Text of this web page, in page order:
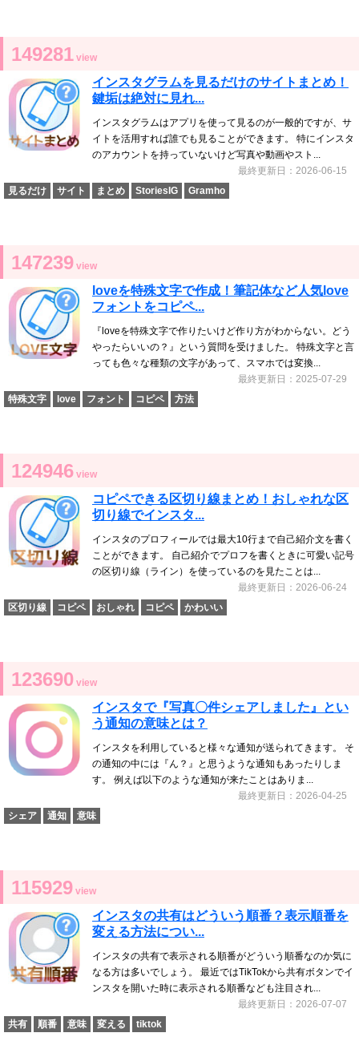
149281 view
インスタグラムを見るだけのサイトまとめ！
鍵垢は絶対に見れ...
インスタグラムはアプリを使って見るのが一般的ですが、サ
イトを活用すれば誰でも見ることができます。 特にインスタ
のアカウントを持っていないけど写真や動画やスト...
最終更新日：2026-06-15
見るだけ
サイト まとめ StoriesIG Gramho
147239 view
loveを特殊文字で作成！筆記体など人気love
フォントをコピペ...
『loveを特殊文字で作りたいけど作り方がわからない。どう
やったらいいの？』という質問を受けました。 特殊文字と言
っても色々な種類の文字があって、スマホでは変換...
最終更新日：2025-07-29
特殊文字
love フォント コピペ 方法
124946 view
コピペできる区切り線まとめ！おしゃれな区
切り線でインスタ...
インスタのプロフィールでは最大10行まで自己紹介文を書く
ことができます。 自己紹介でプロフを書くときに可愛い記号
の区切り線（ライン）を使っているのを見たことは...
最終更新日：2026-06-24
区切り線
コピペ おしゃれ コピペ かわいい
123690 view
インスタで『写真〇件シェアしました』とい
う通知の意味とは？
インスタを利用していると様々な通知が送られてきます。 そ
の通知の中には『ん？』と思うような通知もあったりしま
す。 例えば以下のような通知が来たことはありま...
最終更新日：2026-04-25
シェア
通知 意味
115929 view
インスタの共有はどういう順番？表示順番を
変える方法につい...
インスタの共有で表示される順番がどういう順番なのか気に
なる方は多いでしょう。 最近ではTikTokから共有ボタンでイ
ンスタを開いた時に表示される順番なども注目され...
最終更新日：2026-07-07
共有
順番 意味 変える tiktok